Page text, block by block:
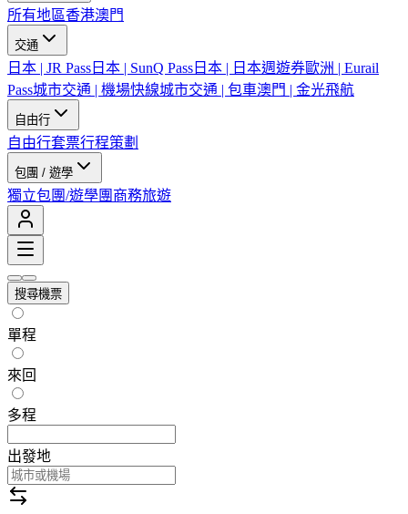
所有地區香港澳門
交通
日本 | JR Pass 日本 | SunQ Pass 日本 | 日本週遊券歐洲 | Eurail
Pass城市交通 | 機場快線城市交通 | 包車澳門 | 金光飛航
自由行
自由行套票行程策劃
包團 / 遊學
獨立包團/遊學團 商務旅遊
搜尋機票
單程
來回
多程
出發地